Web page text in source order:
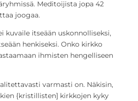
Meditoijista jopa 42
joogaa.
kuvaile itseään uskonnolliseksi,
henkiseksi. Onko kirkko
ihmisten hengelliseen
varmasti on. Näkisin,
{kristillisten] kirkkojen kyky